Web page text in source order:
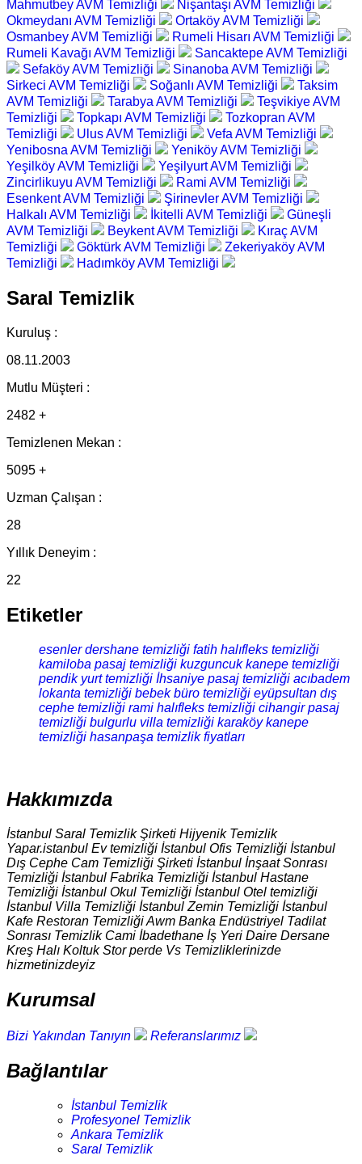
Mahmutbey AVM Temizliği
Nişantaşı AVM Temizliği
Okmeydanı AVM Temizliği
Ortaköy AVM Temizliği
Osmanbey AVM Temizliği
Rumeli Hisarı AVM Temizliği
Rumeli Kavağı AVM Temizliği
Sancaktepe AVM Temizliği
Sefaköy AVM Temizliği
Sinanoba AVM Temizliği
Sirkeci AVM Temizliği
Soğanlı AVM Temizliği
Taksim
AVM Temizliği
Tarabya AVM Temizliği
Teşvikiye AVM
Temizliği
Topkapı AVM Temizliği
Tozkopran AVM
Temizliği
Ulus AVM Temizliği
Vefa AVM Temizliği
Yenibosna AVM Temizliği
Yeniköy AVM Temizliği
Yeşilköy AVM Temizliği
Yeşilyurt AVM Temizliği
Zincirlikuyu AVM Temizliği
Rami AVM Temizliği
Esenkent AVM Temizliği
Şirinevler AVM Temizliği
Halkalı AVM Temizliği
İkitelli AVM Temizliği
Güneşli
AVM Temizliği
Beykent AVM Temizliği
Kıraç AVM
Temizliği
Göktürk AVM Temizliği
Zekeriyaköy AVM
Temizliği
Hadımköy AVM Temizliği
Saral Temizlik
Kuruluş :
08.11.2003
Mutlu Müşteri :
2482 +
Temizlenen Mekan :
5095 +
Uzman Çalışan :
28
Yıllık Deneyim :
22
Etiketler
esenler dershane temizliği fatih halıfleks temizliği
kamiloba pasaj temizliği kuzguncuk kanepe temizliği
pendik yurt temizliği İhsaniye pasaj temizliği acıbadem
lokanta temizliği bebek büro temizliği eyüpsultan dış
cephe temizliği rami halıfleks temizliği cihangir pasaj
temizliği bulgurlu villa temizliği karaköy kanepe
temizliği hasanpaşa temizlik fiyatları
Hakkımızda
İstanbul Saral Temizlik Şirketi Hijyenik Temizlik
Yapar.istanbul Ev temizliği İstanbul Ofis Temizliği İstanbul
Dış Cephe Cam Temizliği Şirketi İstanbul İnşaat Sonrası
Temizliği İstanbul Fabrika Temizliği İstanbul Hastane
Temizliği İstanbul Okul Temizliği İstanbul Otel temizliği
İstanbul Villa Temizliği İstanbul Zemin Temizliği İstanbul
Kafe Restoran Temizliği Awm Banka Endüstriyel Tadilat
Sonrası Temizlik Cami İbadethane İş Yeri Daire Dersane
Kreş Halı Koltuk Stor perde Vs Temizliklerinizde
hizmetinizdeyiz
Kurumsal
Bizi Yakından Tanıyın Referanslarımız
Bağlantılar
İstanbul Temizlik
Profesyonel Temizlik
Ankara Temizlik
Saral Temizlik